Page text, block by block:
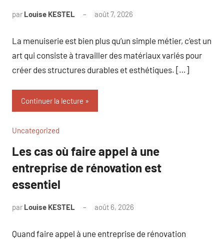
par Louise KESTEL août 7, 2026
La menuiserie est bien plus qu’un simple métier, c’est un
art qui consiste à travailler des matériaux variés pour
créer des structures durables et esthétiques. […]
Continuer la lecture
Uncategorized
Les cas où faire appel à une
entreprise de rénovation est
essentiel
par Louise KESTEL août 6, 2026
Quand faire appel à une entreprise de rénovation